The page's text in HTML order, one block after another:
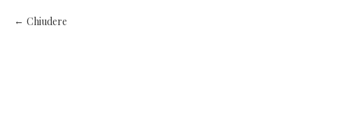
Chiudere